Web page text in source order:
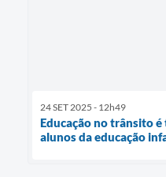
24 SET 2025 - 12h49
Educação no trânsito
alunos da educação